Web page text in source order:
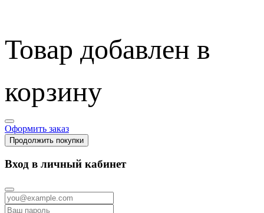
Товар добавлен в
корзину
Оформить заказ
Продолжить покупки
Вход в личный кабинет